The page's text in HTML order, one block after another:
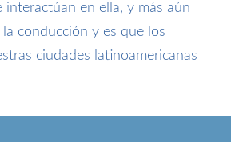
interactúan en ella, y más aún
conducción y es que los
ciudades latinoamericanas